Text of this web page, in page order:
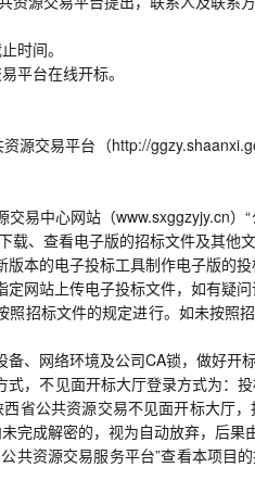
时间。
平台在线开标。
源交易平台（http://
易中心网站（www.sxggzyjy.cn
载、查看电子版的招标文件及其他文
本的电子投标工具制作电子版的投
网站上传电子投标文件，如有疑问
照招标文件的规定进行。如未按照
、网络环境及公司CA锁，做好开标
式，不见面开标大厅登录方式为
省公共资源交易不见面开标大厅
完成解密的，视为自动放弃，后果
共资源交易服务平台”查看本项目